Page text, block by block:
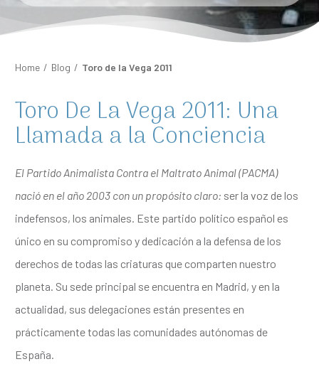
Home / Blog / Toro de la Vega 2011
Toro De La Vega 2011: Una
Llamada a la Conciencia
El Partido Animalista Contra el Maltrato Animal (PACMA)
nació en el año 2003 con un propósito claro: ser la voz de los
indefensos, los animales. Este partido político español es
único en su compromiso y dedicación a la defensa de los
derechos de todas las criaturas que comparten nuestro
planeta. Su sede principal se encuentra en Madrid, y en la
actualidad, sus delegaciones están presentes en
prácticamente todas las comunidades autónomas de
España.